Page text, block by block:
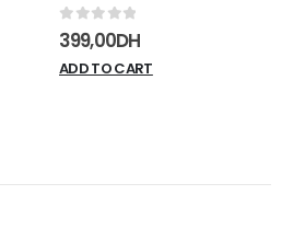
0sur 5
399,00DH
ADD TO CART